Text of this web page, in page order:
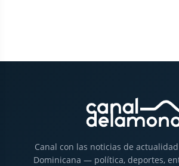
Canal con las noticias de
Dominicana — política, deportes,